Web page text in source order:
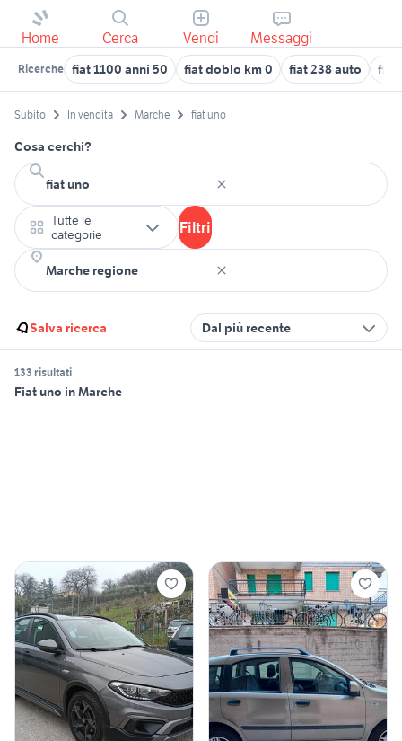
Home Cerca Vendi Messaggi
Ricerche fiat 1100 anni 50 fiat doblo km 0 fiat 238 auto fiat
Subito In vendita Marche fiat uno
Cosa cerchi?
Tutte le
categorie
Filtri
Salva ricerca Dal più recente
133 risultati
Fiat uno in Marche